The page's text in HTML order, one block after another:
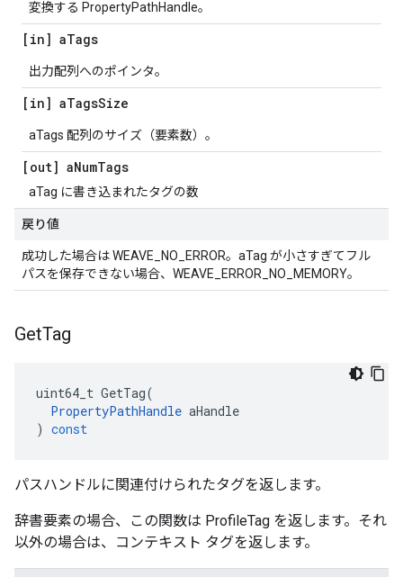
変換する PropertyPathHandle。
[in] aTags
出力配列へのポインタ。
[in] aTagsSize
aTags 配列のサイズ（要素数）。
[out] aNumTags
aTag に書き込まれたタグの数
戻り値
成功した場合は WEAVE_NO_ERROR。aTag が小さすぎてフル
パスを保存できない場合、WEAVE_ERROR_NO_MEMORY。
GetTag
uint64_t GetTag(
PropertyPathHandle aHandle
) const
パスハンドルに関連付けられたタグを返します。
辞書要素の場合、この関数は ProfileTag を返します。それ
以外の場合は、コンテキスト タグを返します。